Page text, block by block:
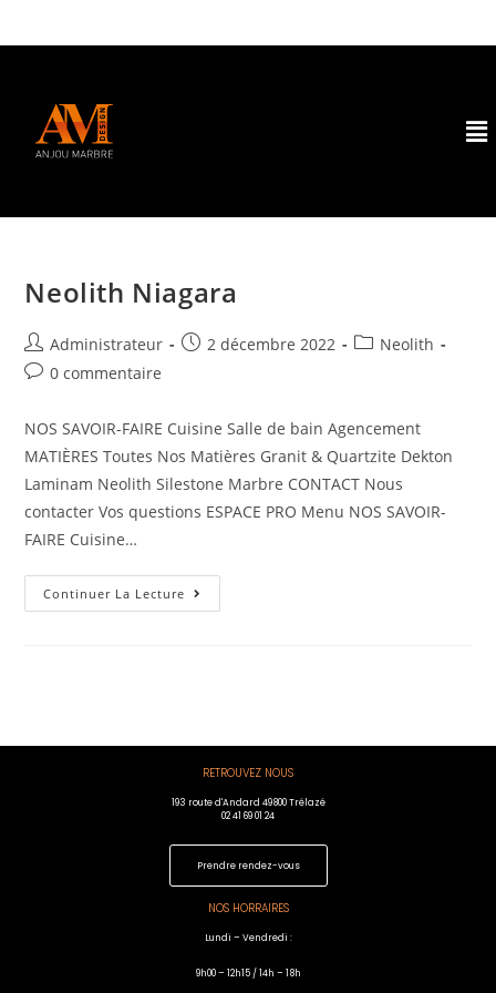
Neolith Niagara
Administrateur 2 décembre 2022
Neolith
0 commentaire
NOS SAVOIR-FAIRE Cuisine Salle de bain Agencement
MATIÈRES Toutes Nos Matières Granit & Quartzite Dekton
Laminam Neolith Silestone Marbre CONTACT Nous
contacter Vos questions ESPACE PRO Menu NOS SAVOIR-
FAIRE Cuisine…
Continuer La Lecture
RETROUVEZ NOUS
193 route d'Andard 49800 Trélazé
02 41 69 01 24
Prendre rendez-vous
NOS HORRAIRES
Lundi – Vendredi :
9h00 – 12h15 / 14h – 18h